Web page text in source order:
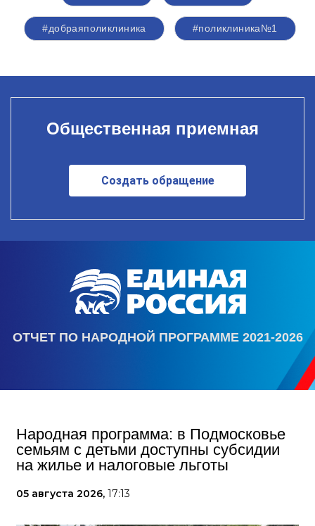
#добраяполиклиника #поликлиника№1
Общественная приемная
Создать обращение
ОТЧЕТ ПО НАРОДНОЙ ПРОГРАММЕ 2021-2026
Народная программа: в Подмосковье
семьям с детьми доступны субсидии
на жилье и налоговые льготы
05 августа 2026, 17:13